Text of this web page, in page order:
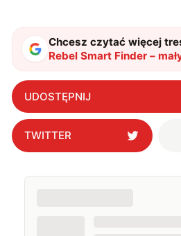
Chcesz czytać więcej
Rebel Smart Finder –
któremu niczego już nie
UDOSTĘPNIJ
TWITTER